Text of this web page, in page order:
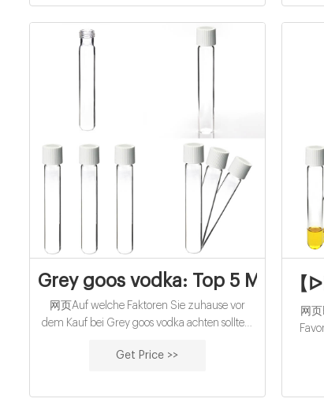
Grey goos vodka: Top 5 Modelle
网页Auf welche Faktoren Sie zuhause vor
dem Kauf bei Grey goos vodka achten sollten!
Umfangreicher Kaufratgeber Die besten
Get Price >>
【
网